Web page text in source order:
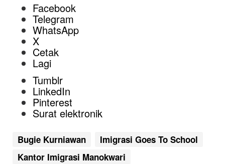
Facebook
Telegram
WhatsApp
X
Cetak
Lagi
Tumblr
LinkedIn
Pinterest
Surat elektronik
Bugie Kurniawan
Imigrasi Goes To School
Kantor Imigrasi Manokwari